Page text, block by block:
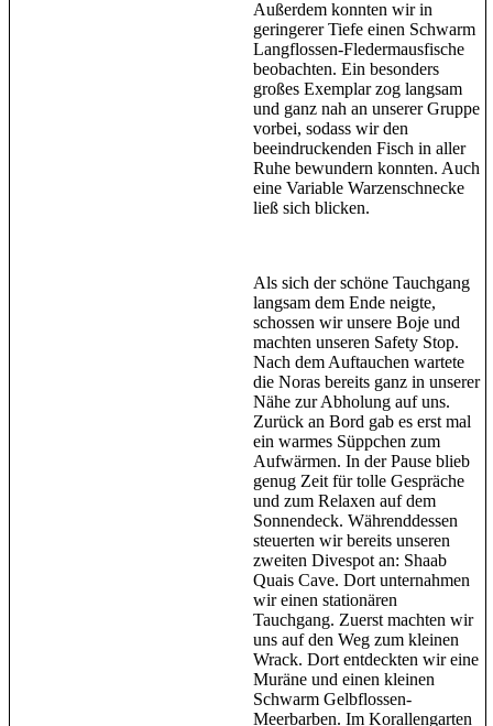
Außerdem konnten wir in
geringerer Tiefe einen Schwarm
Langflossen-Fledermausfische
beobachten. Ein besonders
großes Exemplar zog langsam
und ganz nah an unserer Gruppe
vorbei, sodass wir den
beeindruckenden Fisch in aller
Ruhe bewundern konnten. Auch
eine Variable Warzenschnecke
ließ sich blicken.
Als sich der schöne Tauchgang
langsam dem Ende neigte,
schossen wir unsere Boje und
machten unseren Safety Stop.
Nach dem Auftauchen wartete
die Noras bereits ganz in unserer
Nähe zur Abholung auf uns.
Zurück an Bord gab es erst mal
ein warmes Süppchen zum
Aufwärmen. In der Pause blieb
genug Zeit für tolle Gespräche
und zum Relaxen auf dem
Sonnendeck. Währenddessen
steuerten wir bereits unseren
zweiten Divespot an: Shaab
Quais Cave. Dort unternahmen
wir einen stationären
Tauchgang. Zuerst machten wir
uns auf den Weg zum kleinen
Wrack. Dort entdeckten wir eine
Muräne und einen kleinen
Schwarm Gelbflossen-
Meerbarben. Im Korallengarten